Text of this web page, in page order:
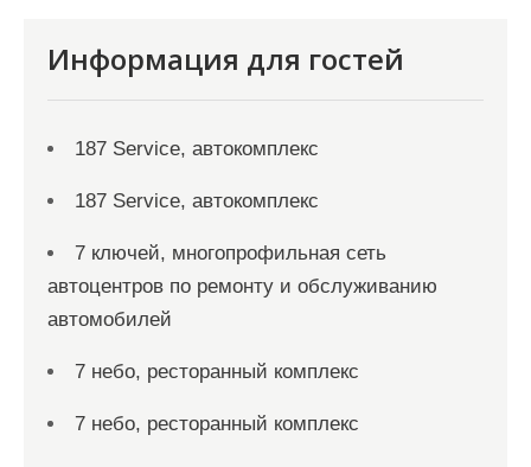
Информация для гостей
187 Service, автокомплекс
187 Service, автокомплекс
7 ключей, многопрофильная сеть
автоцентров по ремонту и обслуживанию
автомобилей
7 небо, ресторанный комплекс
7 небо, ресторанный комплекс